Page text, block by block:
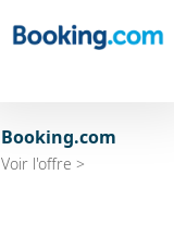
Booking.com
Voir l'offre >